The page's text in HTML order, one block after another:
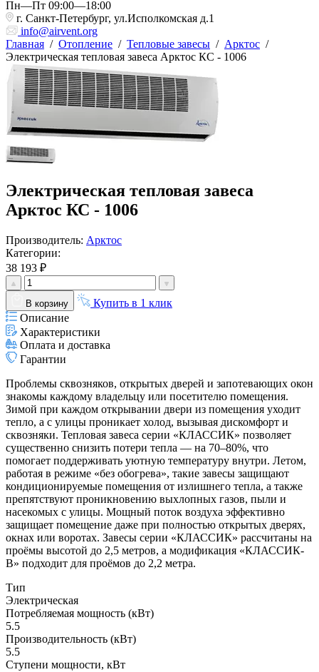
Пн—Пт 09:00—18:00
г. Санкт-Петербург, ул.Исполкомская д.1
info@airvent.org
Главная / Отопление / Тепловые завесы / Арктос /
Электрическая тепловая завеса Арктос КС - 1006
Электрическая тепловая завеса
Арктос КС - 1006
Производитель: Арктос
Категории:
38 193 ₽
В корзину
Купить в 1 клик
Описание
Характеристики
Оплата и доставка
Гарантии
Проблемы сквозняков, открытых дверей и запотевающих окон
знакомы каждому владельцу или посетителю помещения.
Зимой при каждом открывании двери из помещения уходит
тепло, а с улицы проникает холод, вызывая дискомфорт и
сквозняки. Тепловая завеса серии «КЛАССИК» позволяет
существенно снизить потери тепла — на 70–80%, что
помогает поддерживать уютную температуру внутри. Летом,
работая в режиме «без обогрева», такие завесы защищают
кондиционируемые помещения от излишнего тепла, а также
препятствуют проникновению выхлопных газов, пыли и
насекомых с улицы. Мощный поток воздуха эффективно
защищает помещение даже при полностью открытых дверях,
окнах или воротах. Завесы серии «КЛАССИК» рассчитаны на
проёмы высотой до 2,5 метров, а модификация «КЛАССИК-
В» подходит для проёмов до 2,2 метра.
Тип
Электрическая
Потребляемая мощность (кВт)
5.5
Производительность (кВт)
5.5
Ступени мощности, кВт